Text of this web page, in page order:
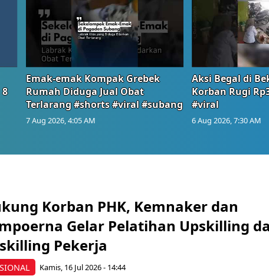
8
Emak-emak Kompak Grebek
Rumah Diduga Jual Obat
Terlarang #shorts #viral #subang
7 Aug 2026, 4:05 AM
Aksi Begal di
Korban Rugi
#viral
6 Aug 2026, 7:30 AM
Korban PHK, Kemnaker dan
Gelar Pelatihan Upskilling
Pekerja
Kamis, 16 Jul 2026 - 14:44